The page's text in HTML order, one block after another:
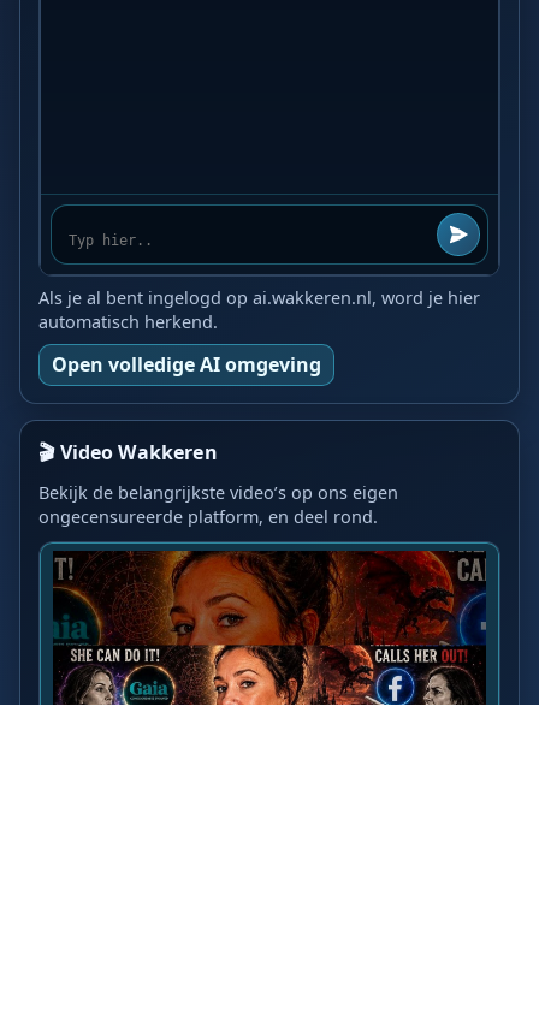
Als je al bent ingelogd op ai.wakkeren.nl, word je hier
automatisch herkend.
Open volledige AI omgeving
🎬 Video Wakkeren
Bekijk de belangrijkste video’s op ons eigen
ongecensureerde platform, en deel rond.